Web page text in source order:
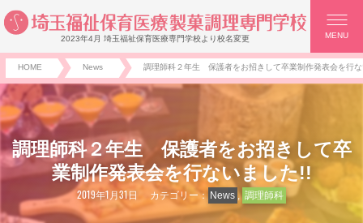
2023年4月 埼玉福祉保育医療専門学校より校名変更 MENU
HOME News 調理師科２年生 保護者をお招きして卒業制作発表会を行
調理師科２年生 保護者をお招きして卒
業制作発表会を行ないました!!
2019年1月31日 カテゴリー： News , 調理師科